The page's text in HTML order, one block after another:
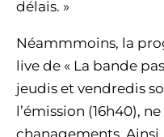
délais. »
Néammmoins, la
live de « La bande
jeudis et vendredis
l’émission (16h40),
chanagements.